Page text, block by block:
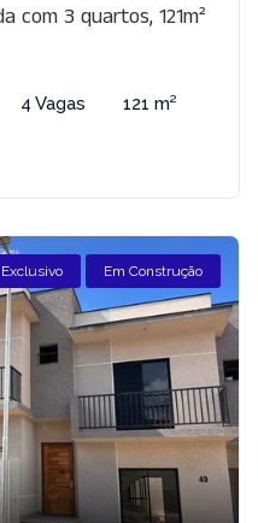
com 3 quartos, 121m²
4 Vagas 121 m²
Exclusivo Em Construção